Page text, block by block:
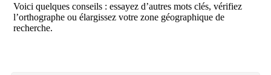
Voici quelques conseils : essayez d’autres mots clés, vérifiez
l’orthographe ou élargissez votre zone géographique de
recherche.